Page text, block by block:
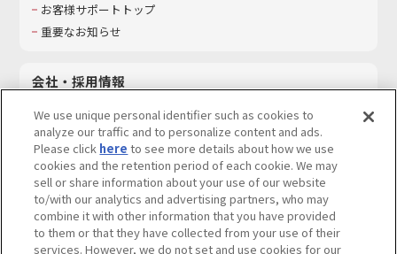
お客様サポートトップ
重要なお知らせ
会社・採用情報
採用情報
サステナビリティ
お問い合わせ
We use unique personal identifier such as cookies to
analyze our traffic and to personalize content and ads.
Please click here to see more details about how we use
cookies and the retention period of each cookie. We may
sell or share information about your use of our website
to/with our analytics and advertising partners, who may
combine it with other information that you have provided
to them or that they have collected from your use of their
services. However, we do not set and use cookies for our